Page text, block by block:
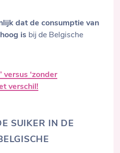
dat de consumptie van
is bij de Belgische
versus ‘zonder
verschil!
SUIKER IN DE